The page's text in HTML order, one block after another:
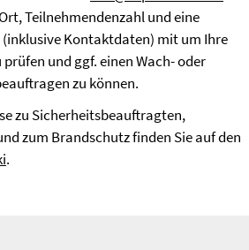
Teilnehmendenzahl und eine
Kontaktdaten) mit um Ihre
und ggf. einen Wach- oder
zu können.
zu Sicherheitsbeauftragten,
zum Brandschutz finden Sie auf den
.